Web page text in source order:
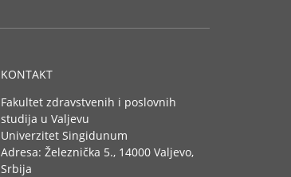
KONTAKT
Fakultet zdravstvenih i poslovnih
studija u Valjevu
Univerzitet Singidunum
Adresa: Železnička 5., 14000 Valjevo,
Srbija